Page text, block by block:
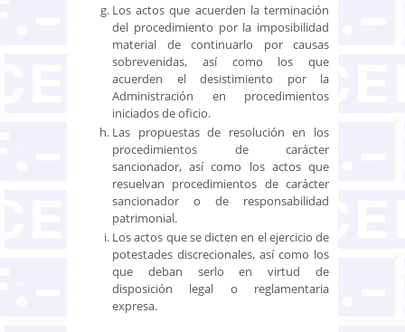
Los actos que acuerden la terminación
del procedimiento por la imposibilidad
material de continuarlo por causas
sobrevenidas, así como los que
acuerden el desistimiento por la
Administración en procedimientos
iniciados de oficio.
Las propuestas de resolución en los
procedimientos de carácter
sancionador, así como los actos que
resuelvan procedimientos de carácter
sancionador o de responsabilidad
patrimonial.
Los actos que se dicten en el ejercicio de
potestades discrecionales, así como los
que deban serlo en virtud de
disposición legal o reglamentaria
expresa.